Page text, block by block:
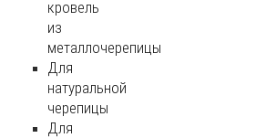
кровель
из
металлочерепицы
Для
натуральной
черепицы
Для